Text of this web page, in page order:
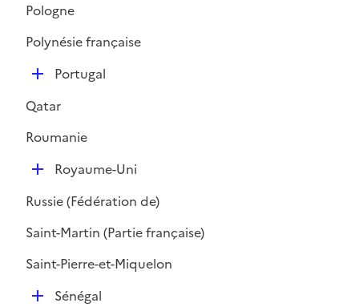
Pologne
Polynésie française
D
p
l
Portugal
Qatar
Roumanie
D
p
l
e
Royaume-Uni
Russie (Fédération de)
Saint-Martin (Partie française)
Saint-Pierre-et-Miquelon
DSénégal